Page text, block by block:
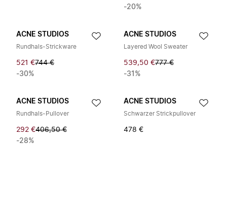
-20%
ACNE STUDIOS
Rundhals-Strickware
521 €744 €
-30%
ACNE STUDIOS
Layered Wool Sweater
539,50 €777 €
-31%
ACNE STUDIOS
Rundhals-Pullover
292 €406,50 €
-28%
ACNE STUDIOS
Schwarzer Strickpullover
478 €